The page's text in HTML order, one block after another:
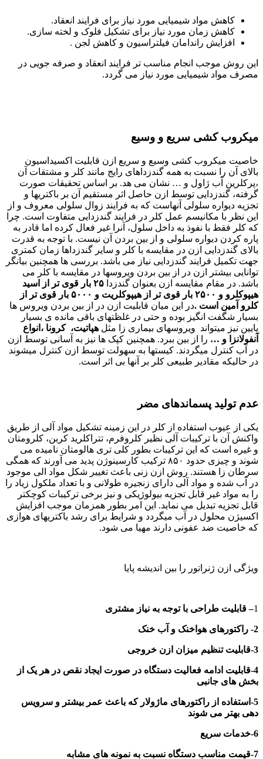
کاهش مواد شیمیایی مورد نیاز برای فرایند انعقاد.
کاهش زمان مورد نیاز برای تشکیل فلوک و لخته سازی.
افزایش راندامان فیلتراسیون و کاهش لجن .
این روش موجب انجام مناسب تر فرایند انعقاد و صرفه جویی در
مصرف مواد شیمیایی مورد نیاز می گردد.
میکروب کشی سریع و وسیع
خاصیت میکروب کشی وسیع و سریع ازن قابلیت اکسیداسیون
بالای آن را نسبت به همه گندزداهای رایج مانند کلر و مشتقات آن
،پرکلرین آب ژاول و … نشان می هد. بر اساس تحقیقات صورت
گرفته، گندزدایی توسط ازن حاصل اثر مستقیم آن بر باکتریها و
تجزیه دیواره سلولی آنهاست که به فرایند زوال سلولی معروف و از
این نظر با مکانیسم عمل کلر در فرایند گندزدایی متفاوت است. چرا
که کلر فقط با نفوذ به داخل سلول، آنرا غیر فعال کرده اما قادر به
پاره کردن دیواره سلولی و از بین بردن آن نیست. با توجه به قدرت
بالای گندزدایی ازن در مقایسه با کلر و سایر گندزداها زمان کمتری
جهت تکمیل فرایند گندزدایی نیاز می باشد. بررسی ها همچنین بیانگر
توانایی بیشتر ازن در از بین بردن ویروسها در مقایسه با کلر می
باشد. در مقام مقایسه ازن بعنوان گندزدا ۲۵ بار قوی تر از اسید
هیپوکلرو و ۲۵۰۰ بار قوی تر از هیپوکلریت و ۵۰۰۰ بار قوی تر از
کلرو آمین است .در این میان قابلیت ازن در از بین بردن ویروس ها
بسیار شگفت انگیز بوده و حتی در غلظتهای باقی مانده ی بسیار
پایین نیز میتواند ویروسهای بیماری زا مثل هپاتیت، کرونا ،انواع
آنفولانزا و … را از بین ببرد. همچنین کپک ها نیز به آسانی توسط ازن
در آب کنترل میگردند. کیستها به سهولت توسط ازن کنترل میشوند
در حالیکه مقادیر طبیعی کلر بر آنها بی اثر است.
عدم تولید پسماندهای مضر
یکی از عیوب استفاده از کلر در این زمینه تشکیل مواد آلی از طریق
واکنش آن با ترکیبات آلی نظیر کلروفرم، تتراکلرید کربن، کلرومتان
و غیره است که این ترکیبات بطور کلی تری هالومتان نامیده می
شوند و چیزی حدود ۸۵۰ ترکیب کارسینوژن پدید می آورند که همگی
سرطان زا هستند. روش ازن زنی باعث تغيير شكل مواد الى موجود
در آب شده و مواد آلی دارای زنجیره طولانی و با تعداد ملکول زیاد را
را به مواد غیر قابل تجزیه بیولوژیکی و نیز برخی ترکیبات کوچکتر
قابل تجزیه تبدیل می نماید. این امر بطور همزمان موجب افزایش
اکسیژن محلول در آب میگردد و شرایط برای رشد باکتریهای هوازی
که خاصیت ضد عفونی دارند مهیا می شود.
ویژگی ازن ژنراتور را بین اندیشه پایا
1– قابلیت طراحی با توجه به نیاز مشتری
2- راکتورهای هواخنک و آب خنک
3-قابلیت تنظیم میزان ازن خروجی
4-قابلیت ادامه فعالیت دستگاه در صورت ایجاد نقص در هر یک از
بخش های جانبی
5-استفاده از راکتورهای ماژولار که باعث عمر بیشتر و سرویس
دهی بهتر می شوند
6-خدمات سریع
7-قیمت مناسب دستگاه نسبت به نمونه های مشابه